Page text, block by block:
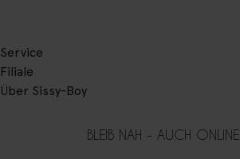
Service
Filiale
Über Sissy-Boy
BLEIB NAH – AUCH ONLINE